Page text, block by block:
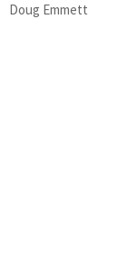
Doug Emmett